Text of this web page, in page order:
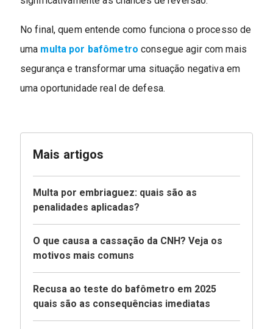
No final, quem entende como funciona o processo de
uma multa por bafômetro consegue agir com mais
segurança e transformar uma situação negativa em
uma oportunidade real de defesa.
Mais artigos
Multa por embriaguez: quais são as
penalidades aplicadas?
O que causa a cassação da CNH? Veja os
motivos mais comuns
Recusa ao teste do bafômetro em 2025
quais são as consequências imediatas